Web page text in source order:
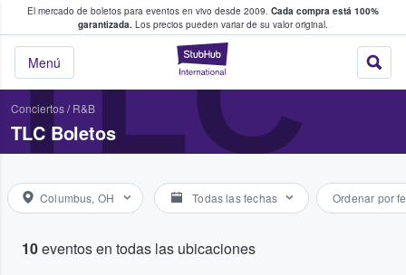
El mercado de boletos para eventos en vivo desde 2009. Cada compra está 100%
garantizada. Los precios pueden variar de su valor original.
StubHub: donde
Menú
fans compran y venden boletos
Conciertos/ R&B
TLC Boletos
Columbus, OH Todas las fechas Ordenar por
10eventos en todas las ubicaciones